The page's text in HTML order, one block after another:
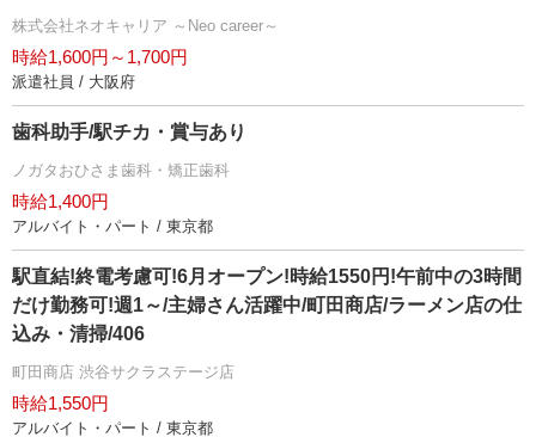
株式会社ネオキャリア ～Neo career～
時給1,600円～1,700円
派遣社員 / 大阪府
歯科助手/駅チカ・賞与あり
ノガタおひさま歯科・矯正歯科
時給1,400円
アルバイト・パート / 東京都
駅直結!終電考慮可!6月オープン!時給1550円!午前中の3時間
だけ勤務可!週1～/主婦さん活躍中/町田商店/ラーメン店の仕
込み・清掃/406
町田商店 渋谷サクラステージ店
時給1,550円
アルバイト・パート / 東京都